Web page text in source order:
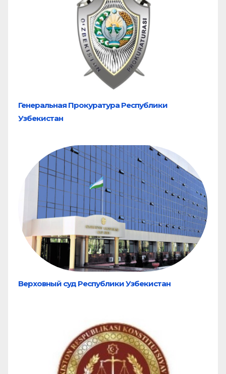
Генеральная Прокуратура Республики
Узбекистан
Верховный суд Республики Узбекистан